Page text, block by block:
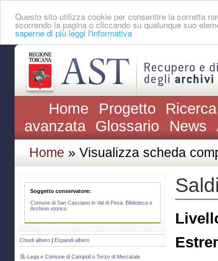
Questo sito utilizza cookie per consentire la corretta
scorrendo la pagina o cliccando su qualunque suo
saperne di più leggi l'informativa
Home Progetto
avanzata Glossario News
Home » Visualizza scheda
Soggetto conservatore:
Comune di San Casciano in Val di Pesa. Biblioteca e
Archivio storico
Chiudi albero Espandi albero
Lega e Comune di Campoli o Terzo di Mercatale